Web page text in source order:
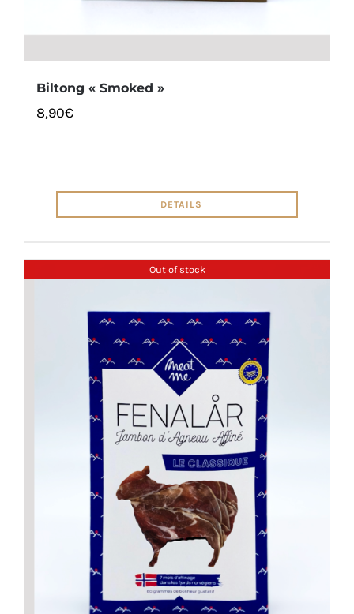
Biltong « Smoked »
8,90€
DETAILS
Out of stock